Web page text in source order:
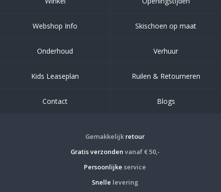
Webshop Info Skischoen op maat
Onderhoud Verhuur
Kids Leaseplan Ruilen & Retourneren
Contact Blogs
Gemakkelijk retour
Gratis verzonden vanaf € 50,-
Persoonlijke service
Snelle levering